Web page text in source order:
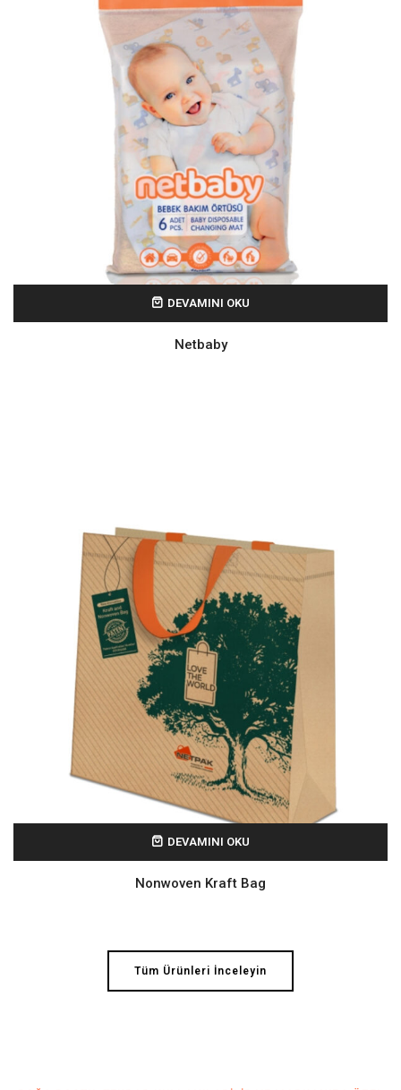
DEVAMINI OKU
Netbaby
DEVAMINI OKU
Nonwoven Kraft Bag
Tüm Ürünleri İnceleyin